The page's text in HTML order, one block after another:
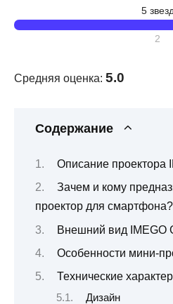
5
2
Средняя оценка: 5.0
Содержание
Описание проектора
Зачем и кому
проектор для смартфона?
Внешний вид IMEGO
Особенности мини-
Технические
Дизайн